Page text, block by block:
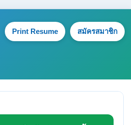
Print Resume สมัครสมาชิก